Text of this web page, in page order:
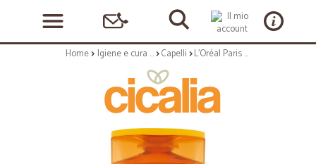
Home Igiene e cura personale Capelli L'Oréal Paris Shampoo Elvive Liss Intense, Per Capelli Secchi, Difficili da Lisciare, 285 ml